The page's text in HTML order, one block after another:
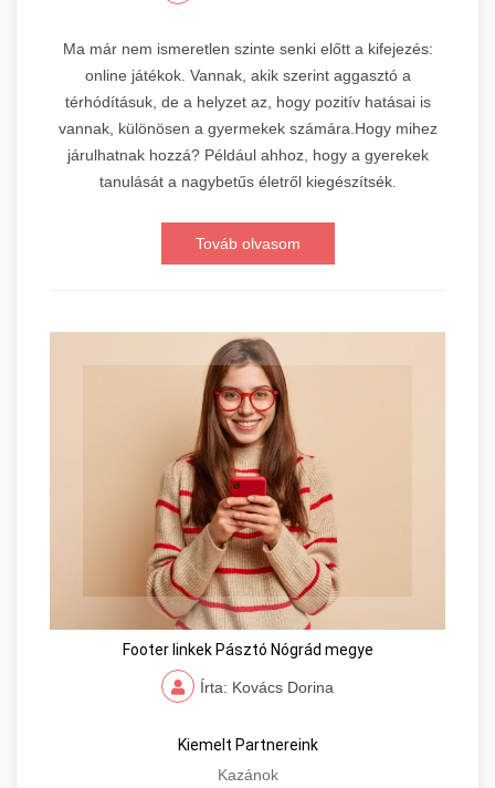
Ma már nem ismeretlen szinte senki előtt a kifejezés:
online játékok. Vannak, akik szerint aggasztó a
térhódításuk, de a helyzet az, hogy pozitív hatásai is
vannak, különösen a gyermekek számára.Hogy mihez
járulhatnak hozzá? Például ahhoz, hogy a gyerekek
tanulását a nagybetűs életről kiegészítsék.
Továb olvasom
Footer linkek Pásztó Nógrád megye
Írta: Kovács Dorina
Kiemelt Partnereink
Kazánok